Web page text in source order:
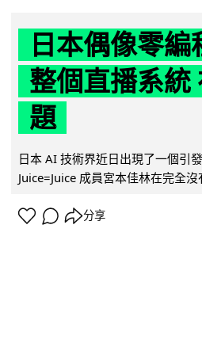
日本偶像零
整個直播系統
題
日本 AI 技術界近日出現了一個引
Juice=Juice 成員宮本佳林在完全
分享